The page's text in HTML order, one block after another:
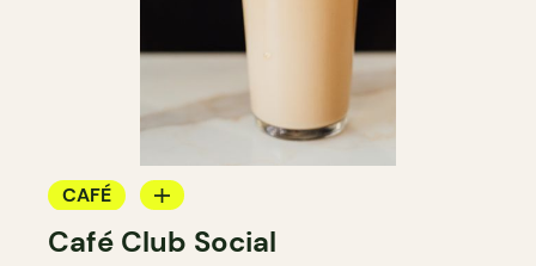
CAFÉ
BAR
Café Club Social